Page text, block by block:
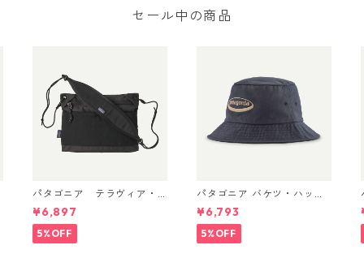
セール中の商品
パタゴニア テラヴィア・
サコッシュ 3L (カラー Bla
ck) Patagonia Terravia Sa
coche Bag 3L 日本正規品
製品番号 48835
¥6,897
5%OFF
パタゴニア バケツ・ハッ
ト 33595 ’95 Oval Logo:
Smolder Blue
¥6,793
5%OFF